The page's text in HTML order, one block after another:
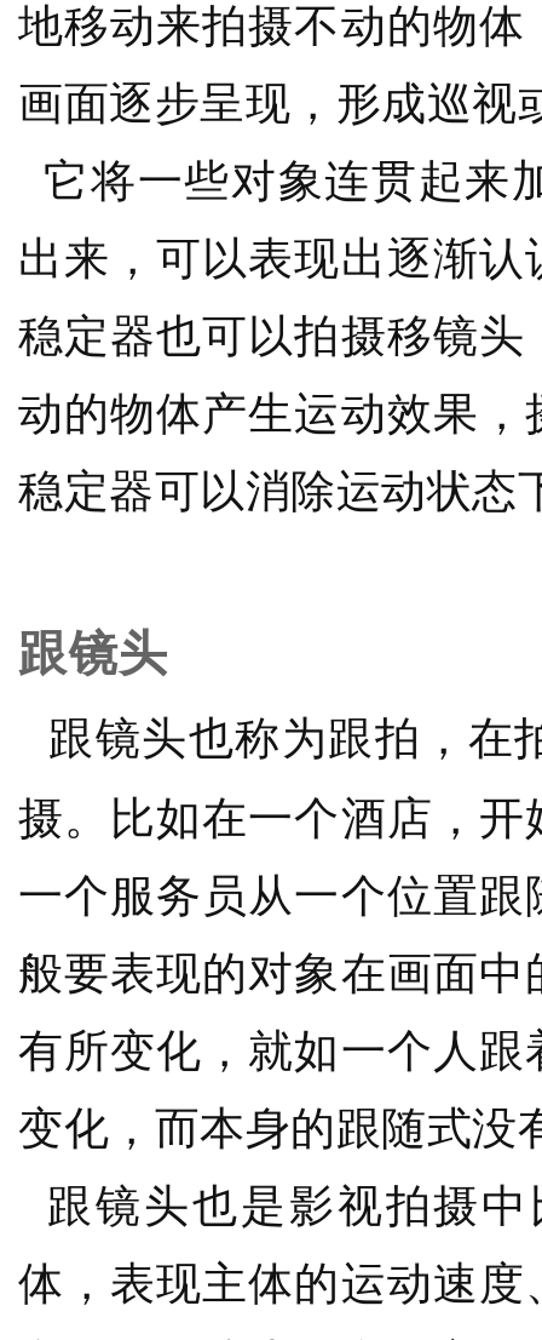
地移动来拍摄不动的物
画面逐步呈现，形成巡视
它将一些对象连贯起来
出来，可以表现出逐渐
稳定器也可以拍摄移镜
动的物体产生运动效果
稳定器可以消除运动状态
跟镜头
跟镜头也称为跟拍，在
摄。比如在一个酒店，
一个服务员从一个位置
般要表现的对象在画面
有所变化，就如一个人
变化，而本身的跟随式没
跟镜头也是影视拍摄
体，表现主体的运动速